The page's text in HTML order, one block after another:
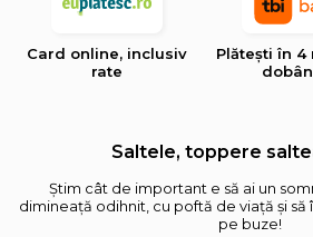
Card online, inclusiv
rate
Plătești în 4
Saltele, toppere
Știm cât de important e să ai un
dimineață odihnit, cu poftă de viață și
pe buze!